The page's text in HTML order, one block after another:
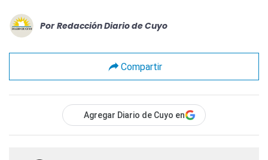
Por Redacción Diario de Cuyo
Compartir
Agregar Diario de Cuyo en